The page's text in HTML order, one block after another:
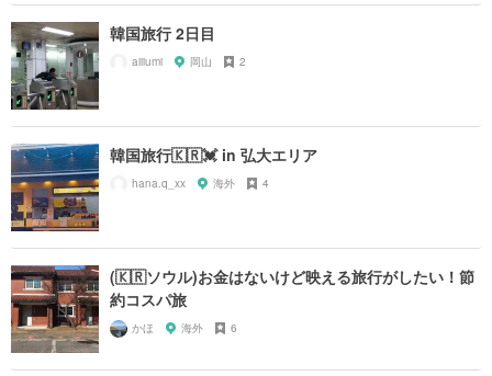
韓国旅行 2日目
aiiiumi 岡山 2
韓国旅行🇰🇷💓 in 弘大エリア
hana.q_xx 海外 4
(🇰🇷ソウル)お金はないけど映える旅行がしたい！節
約コスパ旅
かほ 海外 6